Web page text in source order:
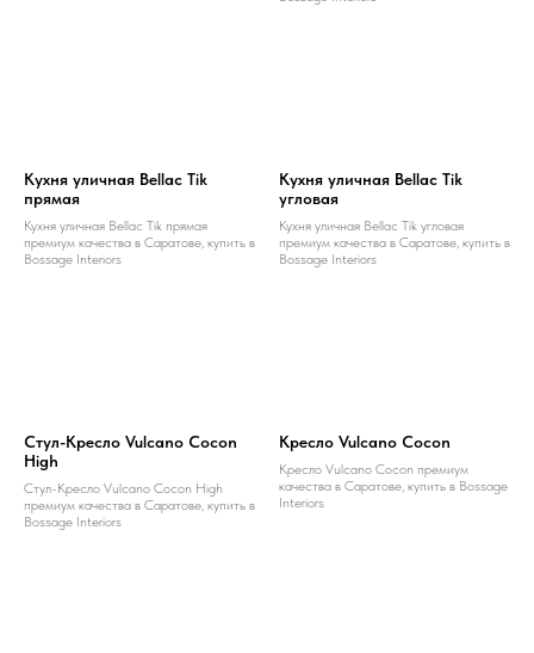
Кухня уличная Bellac Tik
прямая
Кухня уличная Bellac Tik прямая
премиум качества в Саратове, купить в
Bossage Interiors
Кухня уличная Bellac Tik
угловая
Кухня уличная Bellac Tik угловая
премиум качества в Саратове, купить в
Bossage Interiors
Стул-Кресло Vulcano Cocon
High
Стул-Кресло Vulcano Cocon High
премиум качества в Саратове, купить в
Bossage Interiors
Кресло Vulcano Cocon
Кресло Vulcano Cocon премиум
качества в Саратове, купить в Bossage
Interiors